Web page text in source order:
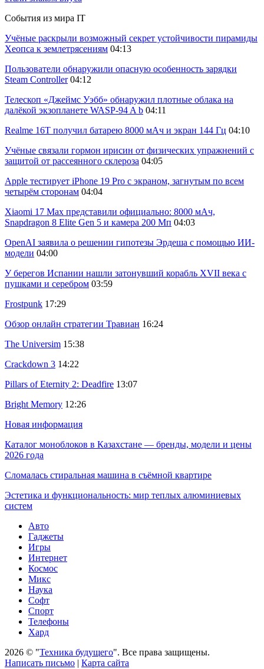
События из мира IT
Учёные раскрыли возможный секрет устойчивости пирамиды
Хеопса к землетрясениям 04:13
Пользователи обнаружили опасную особенность зарядки
Steam Controller 04:12
Телескоп «Джеймс Уэбб» обнаружил плотные облака на
далёкой экзопланете WASP-94 A b 04:11
Realme 16T получил батарею 8000 мАч и экран 144 Гц 04:10
Учёные связали гормон ирисин от физических упражнений с
защитой от рассеянного склероза 04:05
Apple тестирует iPhone 19 Pro с экраном, загнутым по всем
четырём сторонам 04:04
Xiaomi 17 Max представили официально: 8000 мАч,
Snapdragon 8 Elite Gen 5 и камера 200 Мп 04:03
OpenAI заявила о решении гипотезы Эрдеша с помощью ИИ-
модели 04:00
У берегов Испании нашли затонувший корабль XVII века с
пушками и серебром 03:59
Frostpunk 17:29
Обзор онлайн стратегии Травиан 16:24
The Universim 15:38
Crackdown 3 14:22
Pillars of Eternity 2: Deadfire 13:07
Bright Memory 12:26
Новая информация
Каталог моноблоков в Казахстане — бренды, модели и цены
2026 года
Сломалась стиральная машина в съёмной квартире
Эстетика и функциональность: мир теплых алюминиевых
систем
Авто
Гаджеты
Игры
Интернет
Космос
Микс
Наука
Софт
Спорт
Телефоны
Хард
2026 © "Техника будущего". Все права защищены.
Написать письмо | Карта сайта